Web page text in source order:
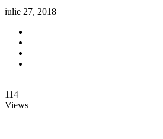
iulie 27, 2018
114
Views